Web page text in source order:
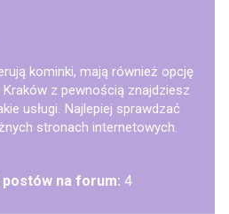
kominki, mają również opcję
z pewnością znajdziesz
usługi. Najlepiej sprawdzać
stronach internetowych.
postów na forum: 4